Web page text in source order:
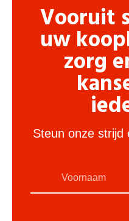
Vooruit
uw
zorg
Steun onze strijd